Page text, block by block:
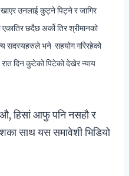
उनलाई कुट्ने पिट्ने र जागिर
छदैछ अर्को तिर श्रीमानको
सदस्यहरुले भने सहयोग गरिरहेको
दिन कुटेको पिटेको देखेर न्याय
हिसां आफु पनि नसहौ र
साथ यस समावेशी भिडियो